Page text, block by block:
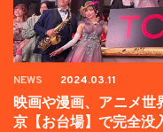
NEWS 2024.03.11
映画や漫画、アニメ世
京【お台場】で完全没